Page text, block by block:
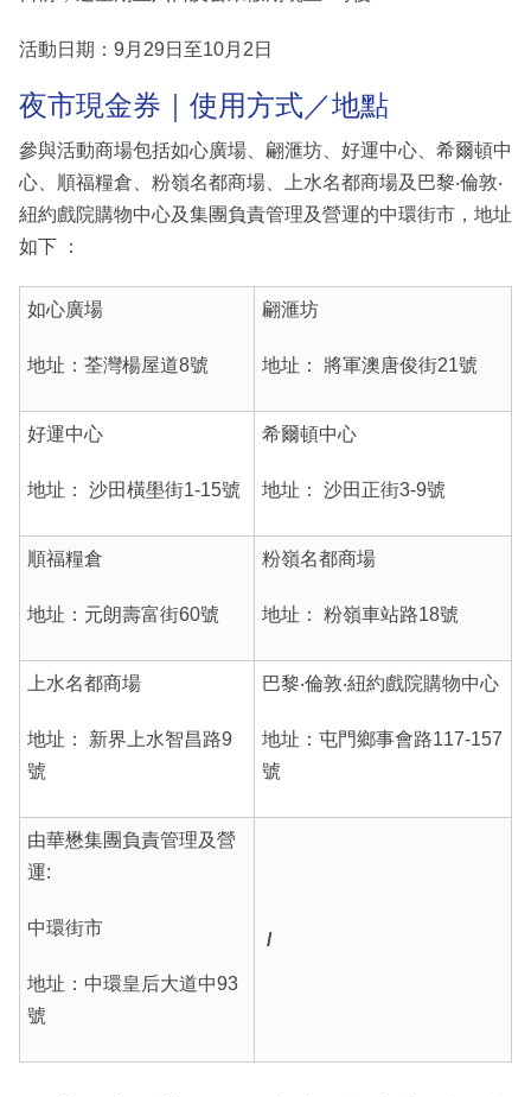
活動日期：9月29日至10月2日
夜市現金券｜使用方式／地點
參與活動商場包括如心廣場、翩滙坊、好運中心、希爾頓中
心、順福糧倉、粉嶺名都商場、上水名都商場及巴黎‧倫敦‧
紐約戲院購物中心及集團負責管理及營運的中環街市，地址
如下 ：
如心廣場
地址：荃灣楊屋道8號
翩滙坊
地址： 將軍澳唐俊街21號
好運中心
地址： 沙田橫壆街1-15號
希爾頓中心
地址： 沙田正街3-9號
順福糧倉
地址：元朗壽富街60號
粉嶺名都商場
地址： 粉嶺車站路18號
上水名都商場
地址： 新界上水智昌路9
號
巴黎‧倫敦‧紐約戲院購物中心
地址：屯門鄉事會路117-157
號
由華懋集團負責管理及營
運:
中環街市
地址：中環皇后大道中93
號
/